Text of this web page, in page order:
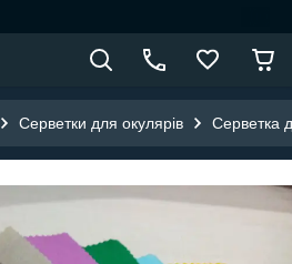
Серветки для окулярів Серветка